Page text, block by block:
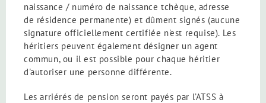
naissance / numéro de naissance tchèque, adresse
de résidence permanente) et dûment signés (aucune
signature officiellement certifiée n'est requise). Les
héritiers peuvent également désigner un agent
commun, ou il est possible pour chaque héritier
d'autoriser une personne différente.
Les arriérés de pension seront payés par l’ATSS à